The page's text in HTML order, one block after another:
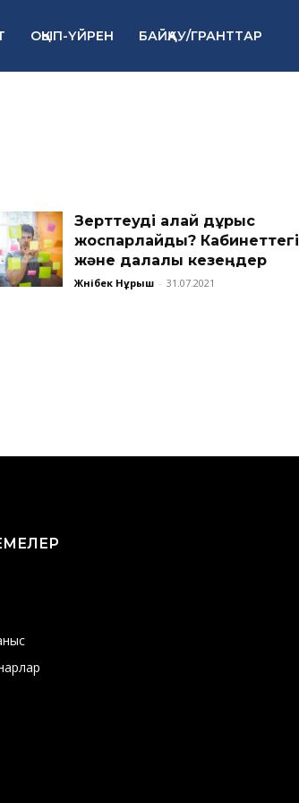
ОҚЫП-ҮЙРЕН БАЙҚАУ/ГРАНТТАР
Зерттеуді қалай дұрыс
жоспарлайды? Кабинеттегі
және далалық кезеңдер
Жәнібек Нұрыш - 31.07.2021